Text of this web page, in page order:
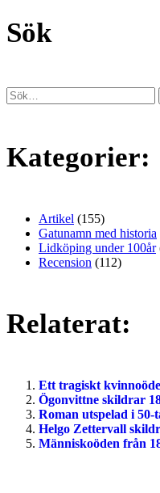
Sök
Kategorier:
Artikel (155)
Gatunamn med historia
Lidköping under 100år
Recension (112)
Relaterat:
Ett tragiskt
Ögonvittne skildrar
Roman utspelad i
Helgo Zettervall
Människoöden från